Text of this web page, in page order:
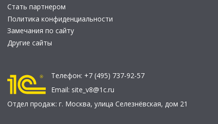
Стать партнером
Политика конфиденциальности
Замечания по сайту
Другие сайты
Телефон: +7 (495) 737-92-57
Email: site_v8@1c.ru
Отдел продаж: г. Москва, улица Селезнёвская, дом 21